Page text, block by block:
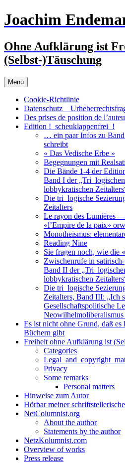
Zum
Inhalt
Joachim
Ohne Aufklärung ist
(Selbst-)Täuschung
Menü
Cookie-Richtlinie
Datenschutz _
Des prises de position de
Edition !_scheuklappenfrei_!
… ein paar Infos zu Band
schreibt
« Das Vedische Erbe »
Begegnungen mit
Die Bände 1-4 der
Band I der
lobbykratischen
Die tri_logische
Zeitalters
Le rayon des Lumières
«l’Empire de la paix»
Monotheismus:
Reading Nine
Sie fragen noch, wie die
Zwischenrufe in
Band II der
lobbykratischen
Die tri_logische
Zeitalters, Band III: „Ich
Gesellschaftspolitische
Neowilhelmoliberalismus
Es ist nicht ohne Grund, daß
Büchern gibt
Freiheit ohne Aufklärung ist
Categories
Privacy
Some remarks
Personal matters
Hinweise zum Autor
Hörbar meiner
NetColumnist.org
About the author
Statements by the author
NetzKolumnist.com
Overview of works
Press release